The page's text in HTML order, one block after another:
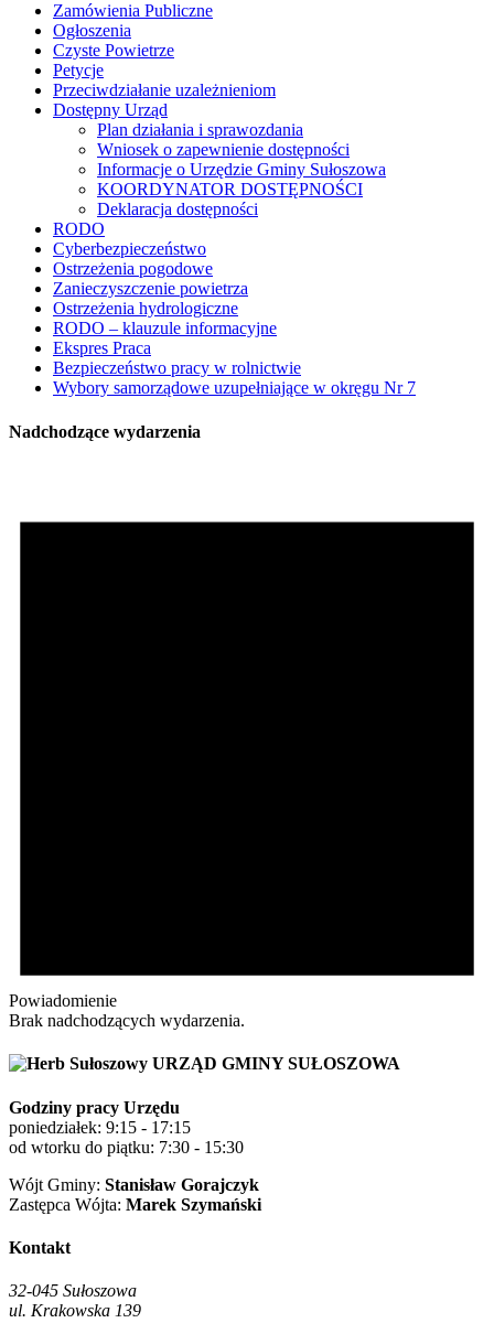
Zamówienia Publiczne
Ogłoszenia
Czyste Powietrze
Petycje
Przeciwdziałanie uzależnieniom
Dostępny Urząd
Plan działania i sprawozdania
Wniosek o zapewnienie dostępności
Informacje o Urzędzie Gminy Sułoszowa
KOORDYNATOR DOSTĘPNOŚCI
Deklaracja dostępności
RODO
Cyberbezpieczeństwo
Ostrzeżenia pogodowe
Zanieczyszczenie powietrza
Ostrzeżenia hydrologiczne
RODO – klauzule informacyjne
Ekspres Praca
Bezpieczeństwo pracy w rolnictwie
Wybory samorządowe uzupełniające w okręgu Nr 7
Nadchodzące wydarzenia
Powiadomienie
Brak nadchodzących wydarzenia.
URZĄD GMINY SUŁOSZOWA
Godziny pracy Urzędu
poniedziałek: 9:15 - 17:15
od wtorku do piątku: 7:30 - 15:30
Wójt Gminy: Stanisław Gorajczyk
Zastępca Wójta: Marek Szymański
Kontakt
32-045 Sułoszowa
ul. Krakowska 139